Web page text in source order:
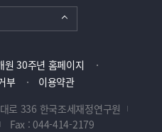
원 30주년 홈페이지
부
이용약관
로 336 한국조세재정연구원
Fax : 044-414-2179